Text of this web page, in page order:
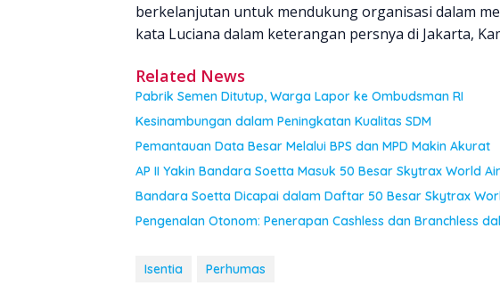
berkelanjutan untuk mendukung organisasi dalam
kata Luciana dalam keterangan persnya di Jakarta,
Related News
Pabrik Semen Ditutup, Warga Lapor ke Ombudsman RI
Kesinambungan dalam Peningkatan Kualitas SDM
Pemantauan Data Besar Melalui BPS dan MPD Makin Akurat
AP II Yakin Bandara Soetta Masuk 50 Besar Skytrax World
Bandara Soetta Dicapai dalam Daftar 50 Besar Skytrax
Pengenalan Otonom: Penerapan Cashless dan Branchless
Isentia Perhumas